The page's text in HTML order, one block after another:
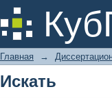
Искать
Главная →
Искать